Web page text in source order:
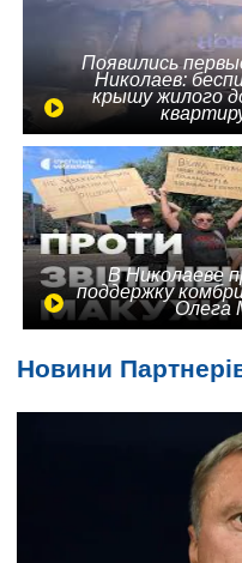
Появились
Николаев:
крышу жилого
В Николаеве
поддержку
Олега